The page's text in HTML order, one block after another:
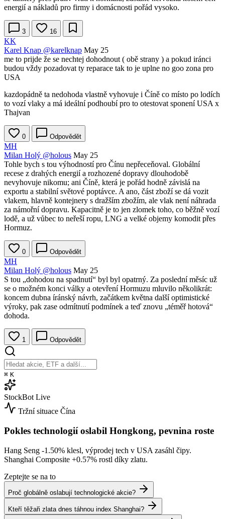
energií a nákladů pro firmy i domácnosti pořád vysoko.
3 16
KK
Karel Knap @karelknap May 25
me to prijde že se nechtej dohodnout ( obě strany ) a pokud iránci
budou vždy pozadovat ty reparace tak to je uplne no goo zona pro
USA
kazdopádně ta nedohoda vlastně vyhovuje i Číně co místo po lodích
to vozí vlaky a má ideální podhoubí pro to otestovat sponení USA x
Thajvan
0 Odpovědět
MH
Milan Holý @holous May 25
Tohle bych s tou výhodností pro Čínu nepřeceňoval. Globální
recese z drahých energií a rozhozené dopravy dlouhodobě
nevyhovuje nikomu; ani Číně, která je pořád hodně závislá na
exportu a stabilní světové poptávce. A ano, část zboží se dá vozit
vlakem, hlavně kontejnery s dražším zbožím, ale vlak není náhrada
za námořní dopravu. Kapacitně je to jen zlomek toho, co běžně vozí
lodě, a už vůbec to neřeší ropu, LNG a velké objemy komodit přes
Hormuz.
0 Odpovědět
MH
Milan Holý @holous May 25
S tou „dohodou na spadnutí“ byl byl opatrný. Za poslední měsíc už
se o možném konci války a otevření Hormuzu mluvilo několikrát:
koncem dubna íránský návrh, začátkem května další optimistické
výroky, pak zase odmítnutí podmínek a teď znovu „téměř hotová“
dohoda.
1 Odpovědět
⌘ K
StockBot Live
Tržní situace Čína
Pokles technologií oslabil Hongkong, pevnina roste
Hang Seng -1.50% klesl, výprodej tech v USA zasáhl čipy.
Shanghai Composite +0.57% rostl díky zlatu.
Zeptejte se na to
Proč globálně oslabují technologické akcie?
Kteří těžaři zlata dnes táhnou index Shanghai?